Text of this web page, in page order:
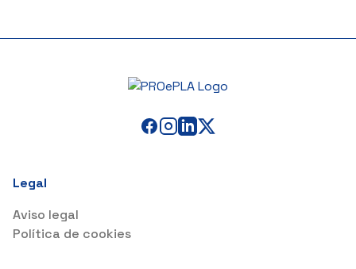
Legal
Aviso legal
Política de cookies